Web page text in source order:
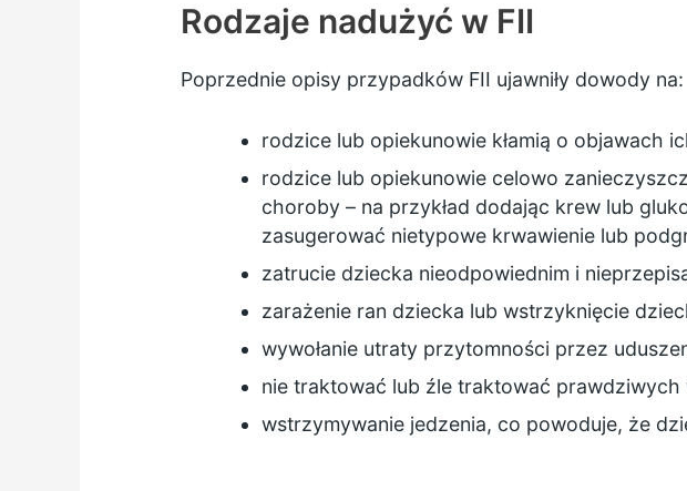
Rodzaje nadużyć w FII
Poprzednie opisy przypadków FII ujawniły dowody na:
rodzice lub opiekunowie kłamią o objawach
rodzice lub opiekunowie celowo
choroby – na przykład dodając krew lub
zasugerować nietypowe krwawienie lub
zatrucie dziecka nieodpowiednim i
zarażenie ran dziecka lub wstrzyknięcie
wywołanie utraty przytomności przez
nie traktować lub źle traktować
wstrzymywanie jedzenia, co powoduje, że